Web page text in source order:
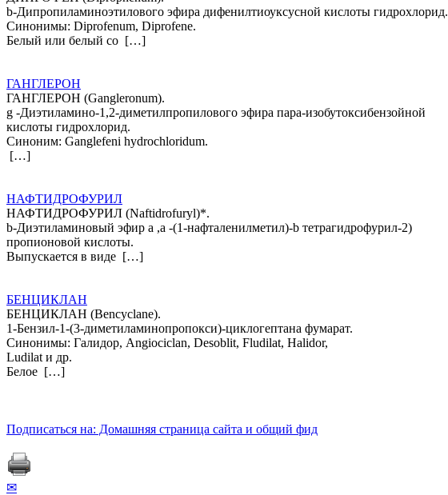
b-Дипропиламиноэтилового эфира дифенилтиоуксусной кислоты гидрохлорид.
Синонимы: Diprofenum, Diprofene.
Белый или белый со […]
ГАНГЛЕРОН
ГАНГЛЕРОН (Gangleronum).
g -Диэтиламино-1,2-диметилпропилового эфира пара-изобутоксибензойной
кислоты гидрохлорид.
Синоним: Ganglefeni hydrochloridum.
[…]
НАФТИДРОФУРИЛ
НАФТИДРОФУРИЛ (Naftidrofuryl)*.
b-Диэтиламиновый эфир a ,a -(1-нафталенилметил)-b тетрагидрофурил-2)
пропионовой кислоты.
Выпускается в виде […]
БЕНЦИКЛАН
БЕНЦИКЛАН (Веncyclane).
1-Бензил-1-(3-диметиламинопропокси)-циклогептана фумарат.
Синонимы: Галидор, Аngiociclan, Desoblit, Fludilat, Halidor,
Ludilаt и др.
Белое […]
Подписаться на: Домашняя страница сайта и общий фид
✉